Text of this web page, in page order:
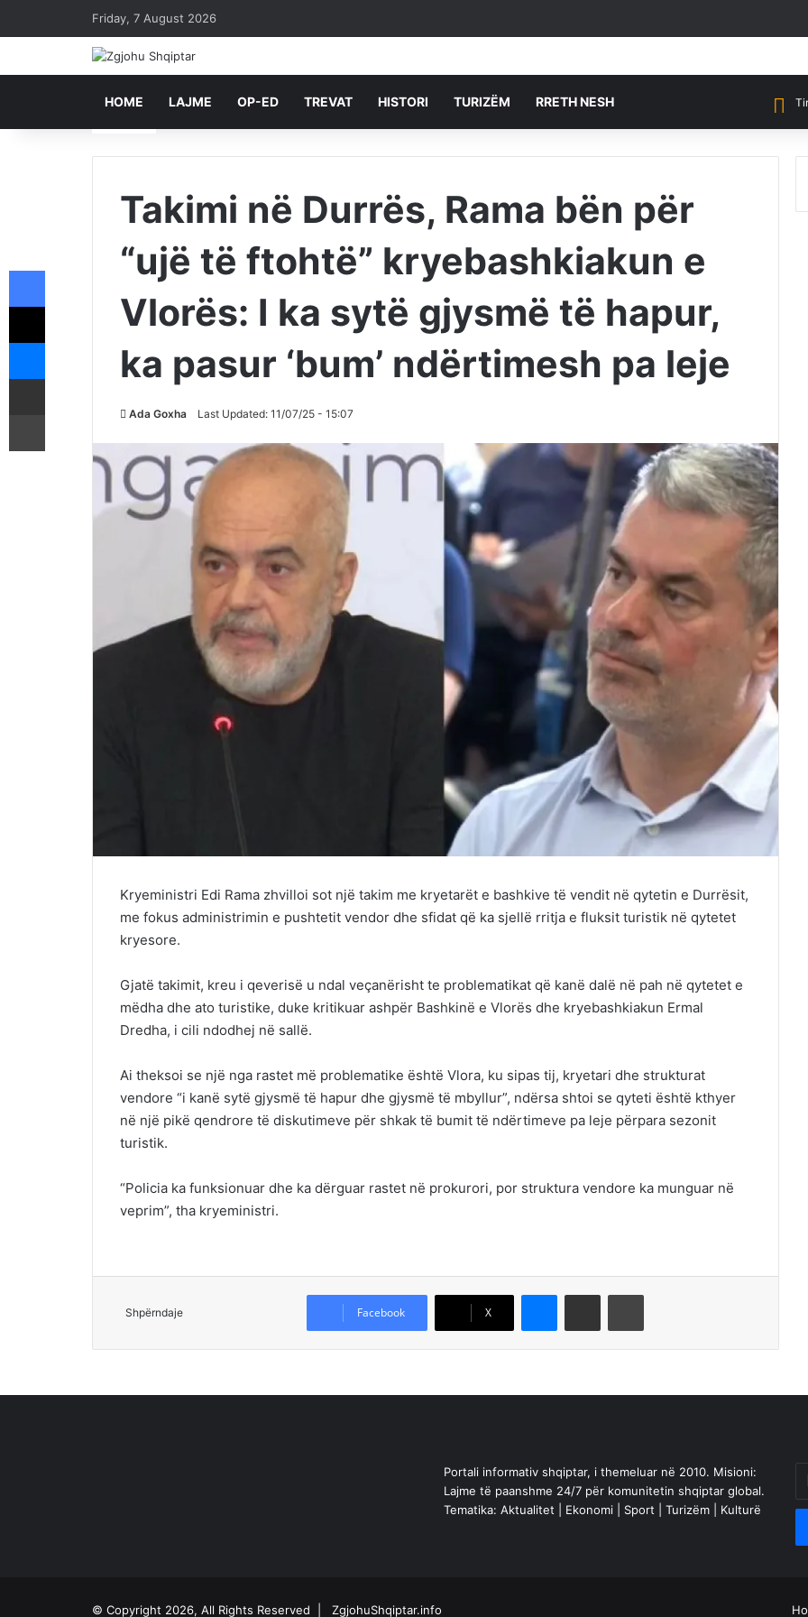
Friday, 7 August 2026
HOME LAJME OP-ED TREVAT HISTORI TURIZËM RRETH NESH
Takimi në Durrës, Rama bën për
“ujë të ftohtë” kryebashkiakun e
Vlorës: I ka sytë gjysmë të hapur,
ka pasur ‘bum’ ndërtimesh pa leje
Ada Goxha Last Updated: 11/07/25 - 15:07
Kryeministri Edi Rama zhvilloi sot një takim me kryetarët e bashkive të vendit në qytetin e Durrësit,
me fokus administrimin e pushtetit vendor dhe sfidat që ka sjellë rritja e fluksit turistik në qytetet
kryesore.
Gjatë takimit, kreu i qeverisë u ndal veçanërisht te problematikat që kanë dalë në pah në qytetet e
mëdha dhe ato turistike, duke kritikuar ashpër Bashkinë e Vlorës dhe kryebashkiakun Ermal
Dredha, i cili ndodhej në sallë.
Ai theksoi se një nga rastet më problematike është Vlora, ku sipas tij, kryetari dhe strukturat
vendore “i kanë sytë gjysmë të hapur dhe gjysmë të mbyllur”, ndërsa shtoi se qyteti është kthyer
në një pikë qendrore të diskutimeve për shkak të bumit të ndërtimeve pa leje përpara sezonit
turistik.
“Policia ka funksionuar dhe ka dërguar rastet në prokurori, por struktura vendore ka munguar në
veprim”, tha kryeministri.
Shpërndaje Facebook X
Messenger Shpërndajeni me anë të postës elektronike Printoje
Portali informativ shqiptar, i themeluar në 2010. Misioni:
Lajme të paanshme 24/7 për komunitetin shqiptar global.
Tematika: Aktualitet | Ekonomi | Sport | Turizëm | Kulturë
© Copyright 2026, All Rights Reserved | ZgjohuShqiptar.info YouTube